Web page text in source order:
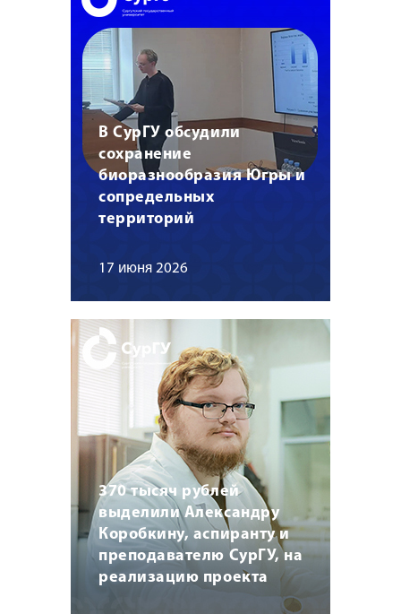
В СурГУ обсудили
сохранение
биоразнообразия Югры и
сопредельных
территорий
17 июня 2026
370 тысяч рублей
выделили Александру
Коробкину, аспиранту и
преподавателю СурГУ, на
реализацию проекта